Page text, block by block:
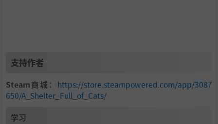
支持作者
Steam商城： https://store.steampowered.com/app/3087
650/A_Shelter_Full_of_Cats/
学习